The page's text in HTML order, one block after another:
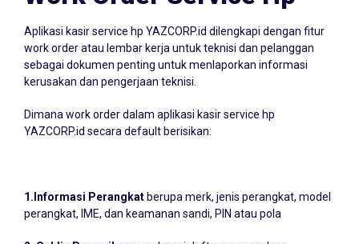
work order atau lembar kerja untuk teknisi dan pelanggan
sebagai dokumen penting untuk menlaporkan informasi
kerusakan dan pengerjaan teknisi.
YAZCORP.id secara default berisikan:
perangkat, IME, dan keamanan sandi, PIN atau pola